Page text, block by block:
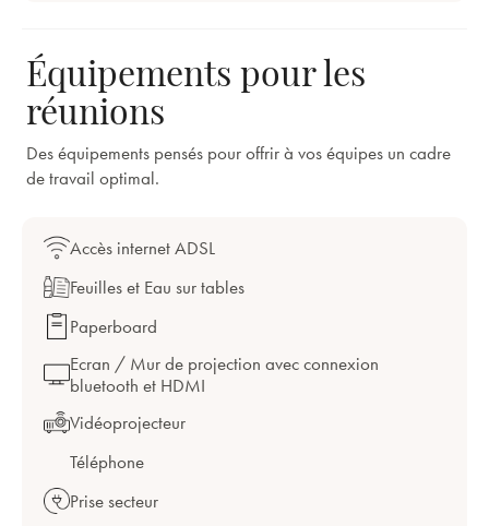
Équipements pour les
réunions
Des équipements pensés pour offrir à vos équipes un cadre
de travail optimal.
Accès internet ADSL
Feuilles et Eau sur tables
Paperboard
Ecran / Mur de projection avec connexion
bluetooth et HDMI
Vidéoprojecteur
Téléphone
Prise secteur